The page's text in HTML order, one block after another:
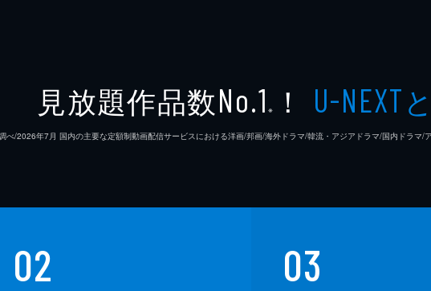
見放題作品数No.1 ※ ！ U-NEXT
べ/2026年7⽉ 国内の主要な定額制動画配信サービスにおける洋画/邦画/海外ドラマ/韓流・アジアドラマ/国内ドラマ/
02 03